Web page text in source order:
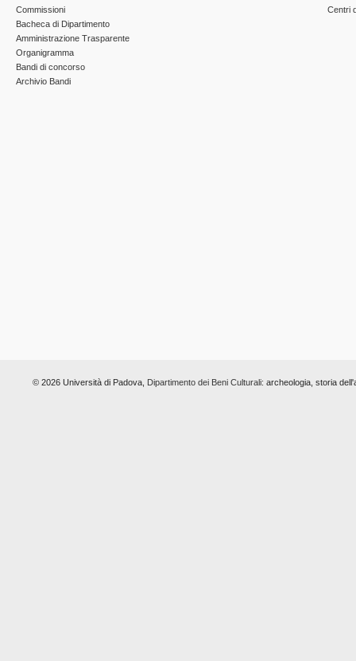
Commissioni
Bacheca di Dipartimento
Amministrazione Trasparente
Organigramma
Bandi di concorso
Archivio Bandi
Centri
© 2026 Università di Padova, Dipartimento dei Beni Culturali: archeologia, storia